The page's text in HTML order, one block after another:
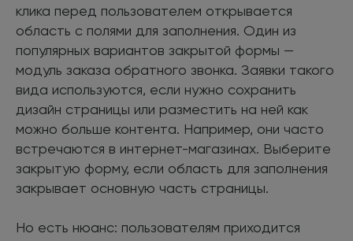
клика перед пользователем открывается
область с полями для заполнения. Один из
популярных вариантов закрытой формы —
модуль заказа обратного звонка. Заявки такого
вида используются, если нужно сохранить
дизайн страницы или разместить на ней как
можно больше контента. Например, они часто
встречаются в интернет-магазинах. Выберите
закрытую форму, если область для заполнения
закрывает основную часть страницы.
Но есть нюанс: пользователям приходится